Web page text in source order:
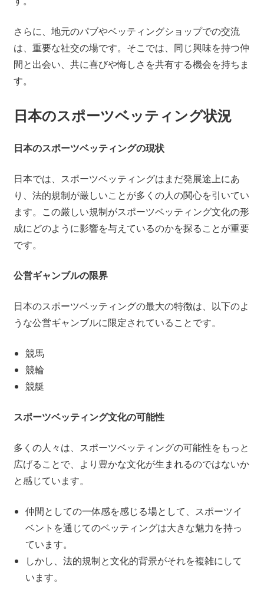
さらに、地元のパブやベッティングショップでの交流
は、重要な社交の場です。そこでは、同じ興味を持つ仲
間と出会い、共に喜びや悔しさを共有する機会を持ちま
す。
日本のスポーツベッティング状況
日本のスポーツベッティングの現状
日本では、スポーツベッティングはまだ発展途上にあ
り、法的規制が厳しいことが多くの人の関心を引いてい
ます。この厳しい規制がスポーツベッティング文化の形
成にどのように影響を与えているのかを探ることが重要
です。
公営ギャンブルの限界
日本のスポーツベッティングの最大の特徴は、以下のよ
うな公営ギャンブルに限定されていることです。
競馬
競輪
競艇
スポーツベッティング文化の可能性
多くの人々は、スポーツベッティングの可能性をもっと
広げることで、より豊かな文化が生まれるのではないか
と感じています。
仲間としての一体感を感じる場として、スポーツイ
ベントを通じてのベッティングは大きな魅力を持っ
ています。
しかし、法的規制と文化的背景がそれを複雑にして
います。